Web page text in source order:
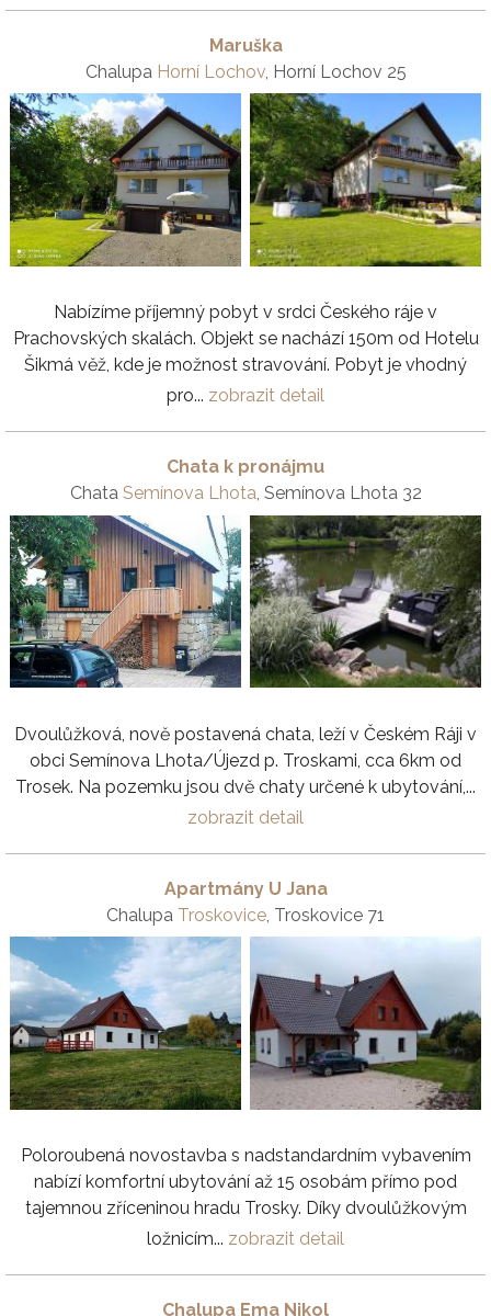
Maruška
Chalupa Horní Lochov, Horní Lochov 25
Nabízíme příjemný pobyt v srdci Českého ráje v
Prachovských skalách. Objekt se nachází 150m od Hotelu
Šikmá věž, kde je možnost stravování. Pobyt je vhodný
pro... zobrazit detail
Chata k pronájmu
Chata Semínova Lhota, Semínova Lhota 32
Dvoulůžková, nově postavená chata, leží v Českém Ráji v
obci Semínova Lhota/Újezd p. Troskami, cca 6km od
Trosek. Na pozemku jsou dvě chaty určené k ubytování,...
zobrazit detail
Apartmány U Jana
Chalupa Troskovice , Troskovice 71
Poloroubená novostavba s nadstandardním vybavením
nabízí komfortní ubytování až 15 osobám přímo pod
tajemnou zříceninou hradu Trosky. Díky dvoulůžkovým
ložnicím... zobrazit detail
Chalupa Ema Nikol